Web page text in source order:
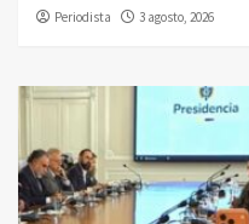
Periodista 3 agosto, 2026